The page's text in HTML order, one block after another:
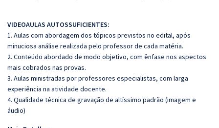
VIDEOAULAS AUTOSSUFICIENTES:
1. Aulas com abordagem dos tópicos previstos no edital, após
minuciosa análise realizada pelo professor de cada matéria.
2. Conteúdo abordado de modo objetivo, com ênfase nos aspectos
mais cobrados nas provas.
3. Aulas ministradas por professores especialistas, com larga
experiência na atividade docente.
4. Qualidade técnica de gravação de altíssimo padrão (imagem e
áudio)